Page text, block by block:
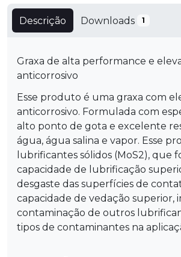
Descrição Downloads 1
Graxa de alta performance e
anticorrosivo
Esse produto é uma graxa com
anticorrosivo. Formulada com
alto ponto de gota e excelente
água, água salina e vapor. Esse
lubrificantes sólidos (MoS2), que
capacidade de lubrificação
desgaste das superfícies de
capacidade de vedação superior,
contaminação de outros
tipos de contaminantes na